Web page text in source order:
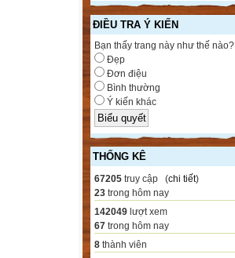
ĐIỀU TRA Ý KIẾN
Bạn thấy trang này như thế nào?
Đẹp
Đơn điệu
Bình thường
Ý kiến khác
THỐNG KÊ
67205 truy cập (chi tiết)
23 trong hôm nay
142049 lượt xem
67 trong hôm nay
8 thành viên